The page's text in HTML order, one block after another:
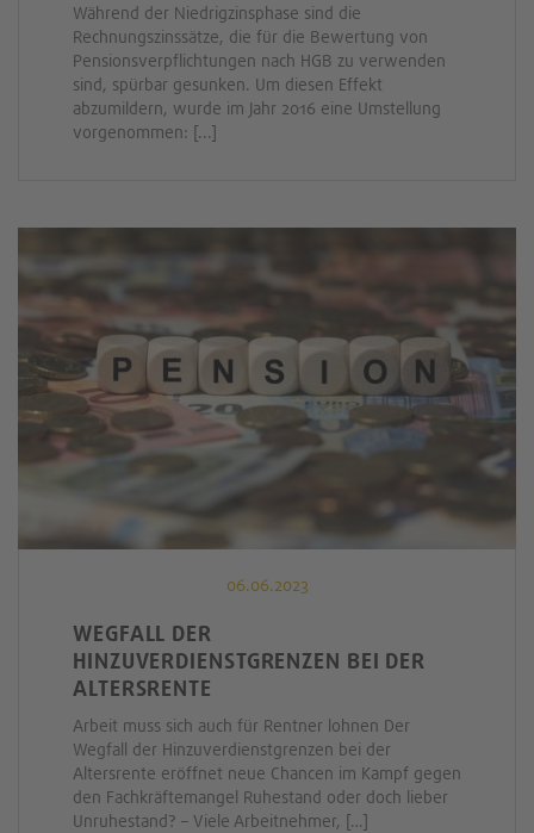
Während der Niedrigzinsphase sind die
Rechnungszinssätze, die für die Bewertung von
Pensionsverpflichtungen nach HGB zu verwenden
sind, spürbar gesunken. Um diesen Effekt
abzumildern, wurde im Jahr 2016 eine Umstellung
vorgenommen: [...]
06.06.2023
WEGFALL DER
HINZUVERDIENSTGRENZEN BEI DER
ALTERSRENTE
Arbeit muss sich auch für Rentner lohnen Der
Wegfall der Hinzuverdienstgrenzen bei der
Altersrente eröffnet neue Chancen im Kampf gegen
den Fachkräftemangel Ruhestand oder doch lieber
Unruhestand? – Viele Arbeitnehmer, […]